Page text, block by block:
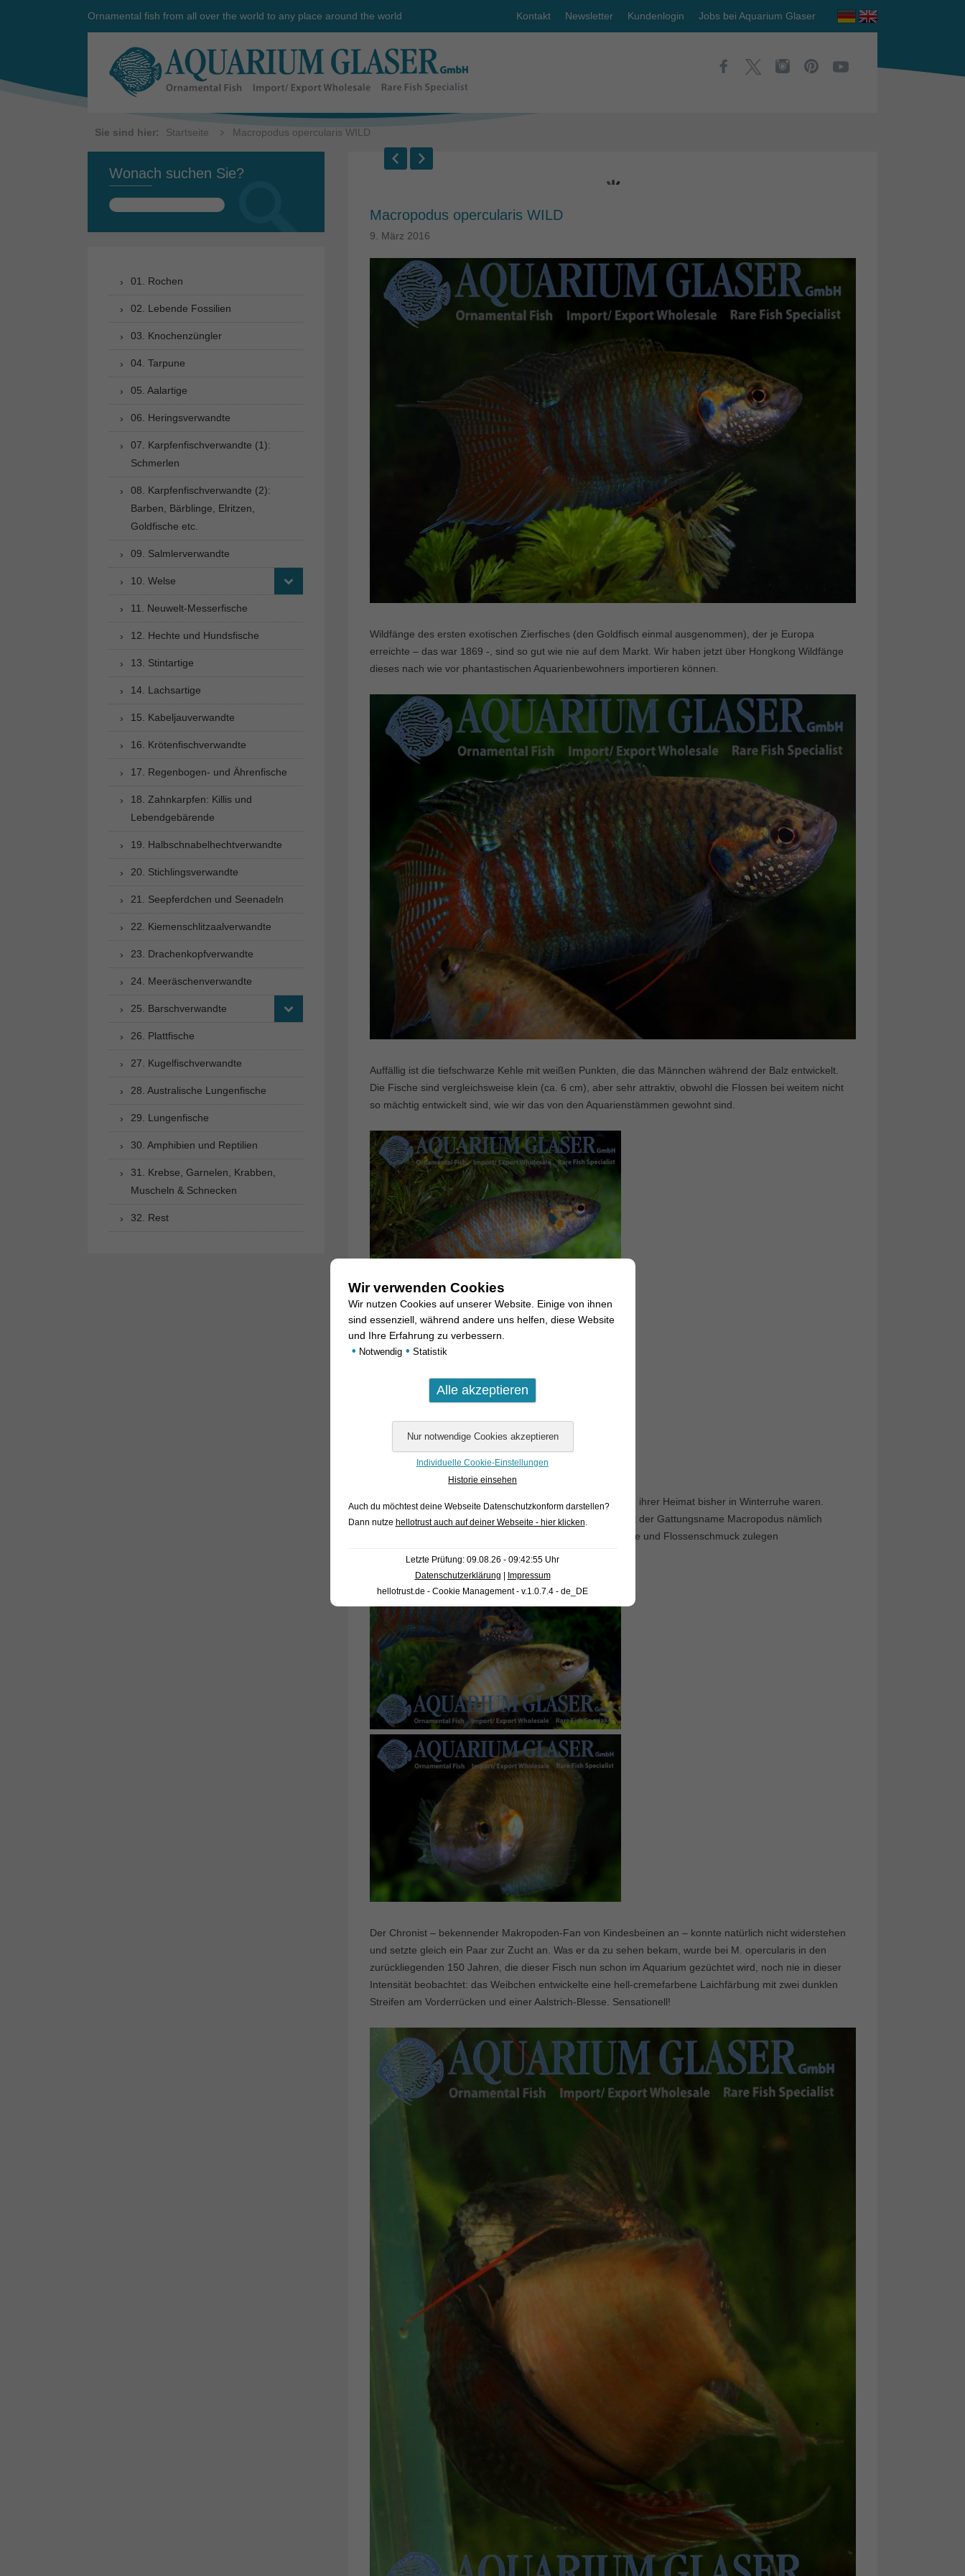
Ornamental fish from all over the world to any place around the world Kontakt Newsletter Kundenlogin Jobs bei Aquarium Glaser
Sie sind hier: Startseite Macropodus opercularis WILD
Macropodus opercularis WILD
9. März 2016
Wildfänge des ersten exotischen Zierfisches (den Goldfisch einmal ausgenommen), der je Europa
erreichte – das war 1869 -, sind so gut wie nie auf dem Markt. Wir haben jetzt über Hongkong Wildfänge
dieses nach wie vor phantastischen Aquarienbewohners importieren können.
Auffällig ist die tiefschwarze Kehle mit weißen Punkten, die das Männchen während der Balz entwickelt.
Die Fische sind vergleichsweise klein (ca. 6 cm), aber sehr attraktiv, obwohl die Flossen bei weitem nicht
so mächtig entwickelt sind, wie wir das von den Aquarienstämmen gewohnt sind.
Man muss allerdings dazu auch sagen, dass diese Tiere in ihrer Heimat bisher in Winterruhe waren.
Vermutlich werden auch diese „Großflosser“ (das bedeutet der Gattungsname Macropodus nämlich
übersetzt) im Laufe des Sommers noch erheblich an Größe und Flossenschmuck zulegen
Der Chronist – bekennender Makropoden-Fan von Kindesbeinen an – konnte natürlich nicht widerstehen
und setzte gleich ein Paar zur Zucht an. Was er da zu sehen bekam, wurde bei M. opercularis in den
zurückliegenden 150 Jahren, die dieser Fisch nun schon im Aquarium gezüchtet wird, noch nie in dieser
Intensität beobachtet: das Weibchen entwickelte eine hell-cremefarbene Laichfärbung mit zwei dunklen
Streifen am Vorderrücken und einer Aalstrich-Blesse. Sensationell!
Wonach suchen Sie?
Suchen
01. Rochen
02. Lebende Fossilien
03. Knochenzüngler
04. Tarpune
05. Aalartige
06. Heringsverwandte
07. Karpfenfischverwandte (1):
Schmerlen
08. Karpfenfischverwandte (2):
Barben, Bärblinge, Elritzen,
Goldfische etc.
09. Salmlerverwandte
10. Welse
11. Neuwelt-Messerfische
12. Hechte und Hundsfische
13. Stintartige
14. Lachsartige
15. Kabeljauverwandte
16. Krötenfischverwandte
17. Regenbogen- und Ährenfische
18. Zahnkarpfen: Killis und
Lebendgebärende
19. Halbschnabelhechtverwandte
20. Stichlingsverwandte
21. Seepferdchen und Seenadeln
22. Kiemenschlitzaalverwandte
23. Drachenkopfverwandte
24. Meeräschenverwandte
25. Barschverwandte
26. Plattfische
27. Kugelfischverwandte
28. Australische Lungenfische
29. Lungenfische
30. Amphibien und Reptilien
31. Krebse, Garnelen, Krabben,
Muscheln & Schnecken
32. Rest
Wir verwenden Cookies
Wir nutzen Cookies auf unserer Website. Einige von ihnen
sind essenziell, während andere uns helfen, diese Website
und Ihre Erfahrung zu verbessern.
• Notwendig • Statistik
Individuelle Cookie-Einstellungen
Historie einsehen
Auch du möchtest deine Webseite Datenschutzkonform darstellen?
Dann nutze hellotrust auch auf deiner Webseite - hier klicken
Letzte Prüfung: 09.08.26 - 09:42:55 Uhr
Datenschutzerklärung | Impressum
hellotrust.de - Cookie Management - v.1.0.7.4 - de_DE